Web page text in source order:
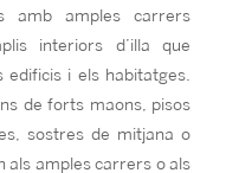
amb amples carrers
interiors d’illa que
i els habitatges.
de forts maons, pisos
sostres de mitjana o
als amples carrers o als